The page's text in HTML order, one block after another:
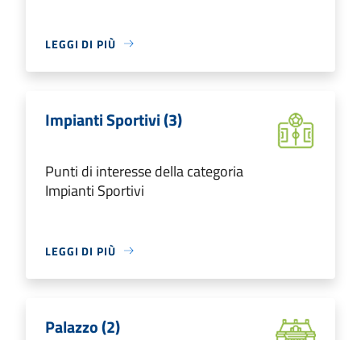
LEGGI DI PIÙ
Impianti Sportivi (3)
Punti di interesse della categoria
Impianti Sportivi
LEGGI DI PIÙ
Palazzo (2)